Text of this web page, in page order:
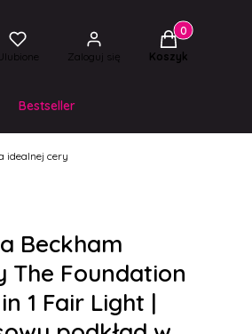
Zaloguj się
Produkty w
Koszyk
Bestseller
idealnej cery
Beckham
The Foundation
1 Fair Light |